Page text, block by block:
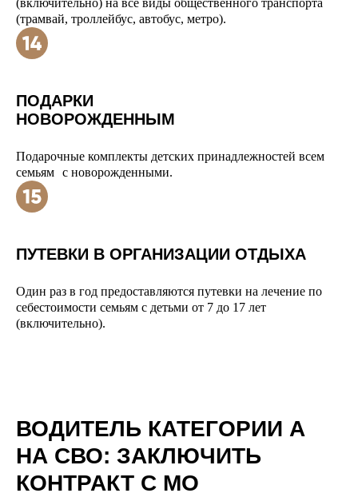
(включительно) на все виды общественного транспорта
(трамвай, троллейбус, автобус, метро).
ПОДАРКИ
НОВОРОЖДЕННЫМ
Подарочные комплекты детских принадлежностей всем
семьям с новорожденными.
ПУТЕВКИ В ОРГАНИЗАЦИИ ОТДЫХА
Один раз в год предоставляются путевки на лечение по
себестоимости семьям с детьми от 7 до 17 лет
(включительно).
ВОДИТЕЛЬ КАТЕГОРИИ А
НА СВО: ЗАКЛЮЧИТЬ
КОНТРАКТ С МО